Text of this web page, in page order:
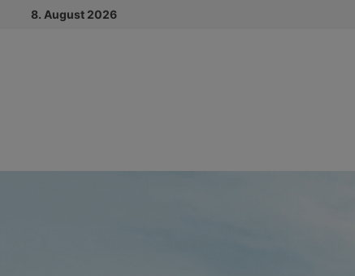
8. August 2026